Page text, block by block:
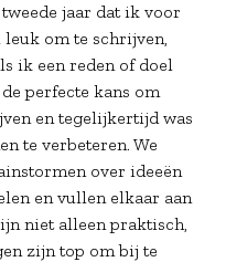
jaar dat ik voor
om te schrijven,
ik een reden of doel
perfecte kans om
en tegelijkertijd was
te verbeteren. We
over ideeën
en vullen elkaar aan
niet alleen praktisch,
zijn top om bij te